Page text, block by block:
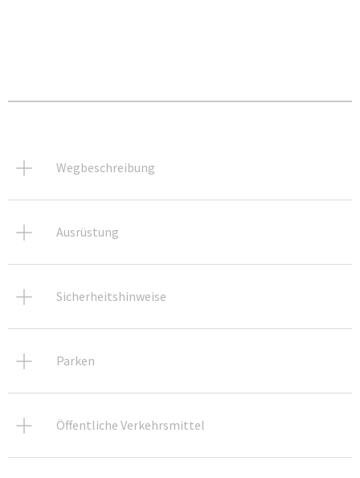
Wegbeschreibung
Ausrüstung
Sicherheitshinweise
Parken
Öffentliche Verkehrsmittel